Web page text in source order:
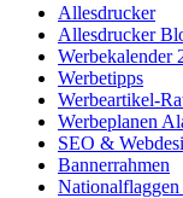
Allesdrucker
Allesdrucker
Werbekalender
Werbetipps
Werbeartikel-
Werbeplanen
SEO &
Bannerrahmen